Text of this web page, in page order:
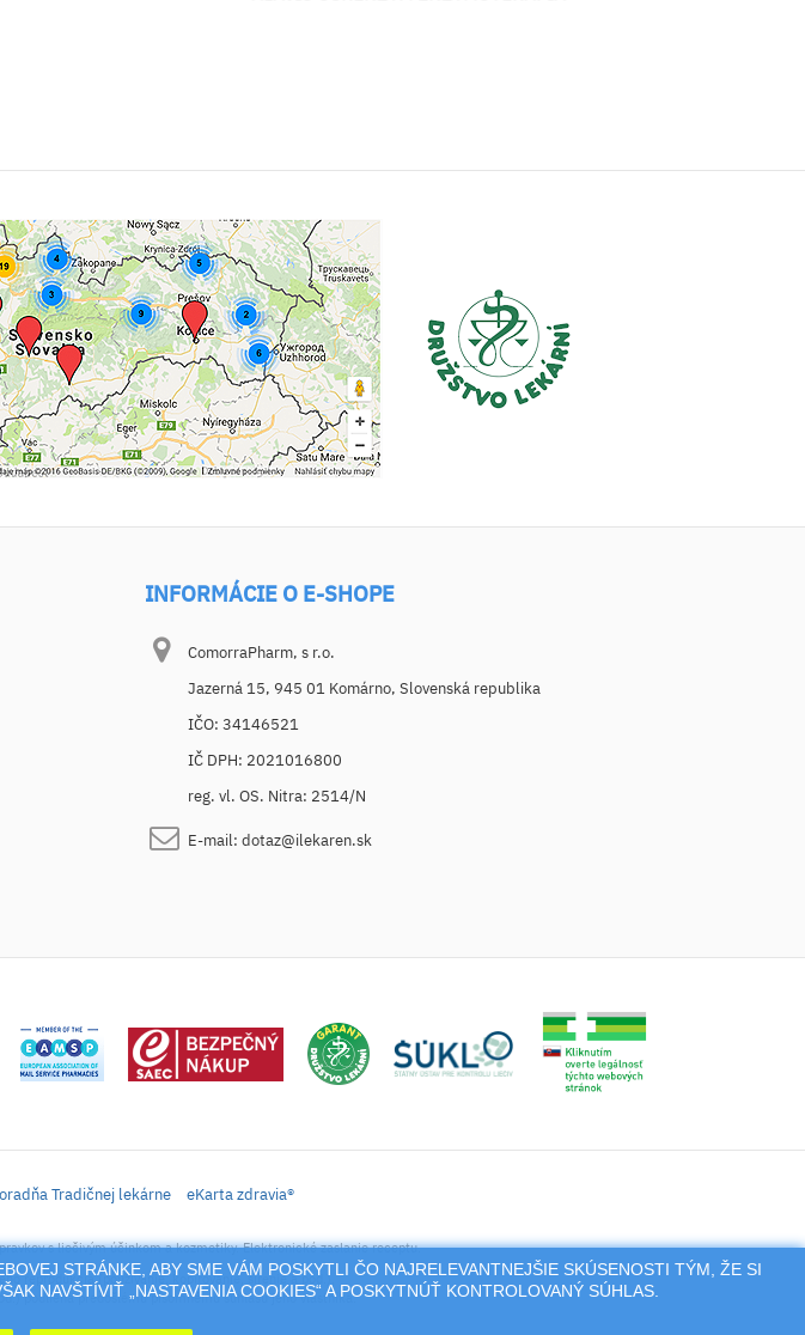
INFORMÁCIE O E-SHOPE
ComorraPharm, s r.o.
Jazerná 15, 945 01 Komárno, Slovenská republika
IČO: 34146521
IČ DPH: 2021016800
reg. vl. OS. Nitra: 2514/N
E-mail: dotaz@ilekaren.sk
STRÁNKE, ABY SME VÁM POSKYTLI ČO NAJRELEVANTNEJŠIE SKÚSENOSTI TÝM, ŽE SI
NAVŠTÍVIŤ „NASTAVENIA COOKIES“ A POSKYTNÚŤ KONTROLOVANÝ SÚHLAS.
Tradičnej lekárne eKarta zdravia®
s liečivým účinkom a kozmetiky. Elektronické zaslanie receptu.
reprodukcia (používanie, kopírovanie, šírenie a pod.),
podlieha predošlému písomnému súhlasu jeho vlastníka.